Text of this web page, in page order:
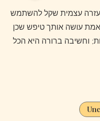
עושה אותך טיפש שכן
וחשיבה ברורה היא הכל